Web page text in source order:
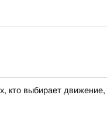
кто выбирает